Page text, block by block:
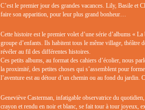
C’est le premier jour des grandes vacances. Lily, Basile et
faire son apparition, pour leur plus grand bonheur…
Cette histoire est le premier volet d’une série d’albums «
groupe d’enfants. Ils habitent tous le même village, théâtre
révéler au fil des différentes histoires.
Ces petits albums, au format des cahiers d’écolier, nous
la proximité, des petites choses qui s’assemblent pour
l’aventure est au détour d’un chemin ou au fond du jardin.
Geneviève Casterman, infatigable observatrice du
crayon et rendu en noir et blanc, se fait tour à tour joyeux,